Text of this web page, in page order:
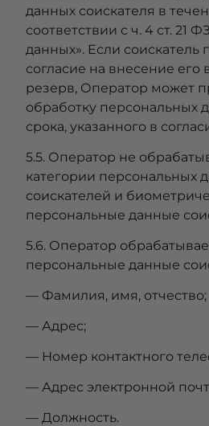
данных соискателя в
соответствии с ч. 4 ст. 21
данных». Если соискатель
согласие на внесение его
резерв, Оператор может
обработку персональных
срока, указанного в
5.5. Оператор не
категории персональных
соискателей и
персональные данные
5.6. Оператор
персональные данные
— Фамилия, имя, отчество;
— Адрес;
— Номер контактного
— Адрес электронной
— Должность.